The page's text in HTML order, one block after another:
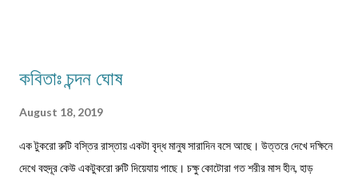
—দুই বোনকেই ফুল তুলতে হবে। দেখতে দেখতে মহালয়ার দিন এসে যেত। ভোরবেলায়
অতিথিদের জন্য নানারকম মিষ্টি তৈরির ধুম পড়ে ...
কবিতাঃ চন্দন ঘোষ
August 18, 2019
এক টুকরো রুটি বস্তির রাস্তায় একটা বৃদ্ধ মানুষ সারাদিন বসে আছে। উত্তরে দেখে দক্ষিনে
দেখে বহুদূর কেউ একটুকরো রুটি দিয়েযায় পাছে। চক্ষু কোটোরা গত শরীর মাস হীন, হাড়